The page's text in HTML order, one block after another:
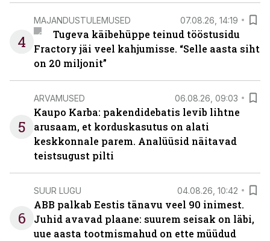
4
MAJANDUSTULEMUSED 07.08.26, 14:19
Tugeva käibehüppe teinud tööstusidu
Fractory jäi veel kahjumisse. “Selle aasta siht
on 20 miljonit”
5
ARVAMUSED 06.08.26, 09:03
Kaupo Karba: pakendidebatis levib lihtne
arusaam, et korduskasutus on alati
keskkonnale parem. Analüüsid näitavad
teistsugust pilti
6
SUUR LUGU 04.08.26, 10:42
ABB palkab Eestis tänavu veel 90 inimest.
Juhid avavad plaane: suurem seisak on läbi,
uue aasta tootmismahud on ette müüdud